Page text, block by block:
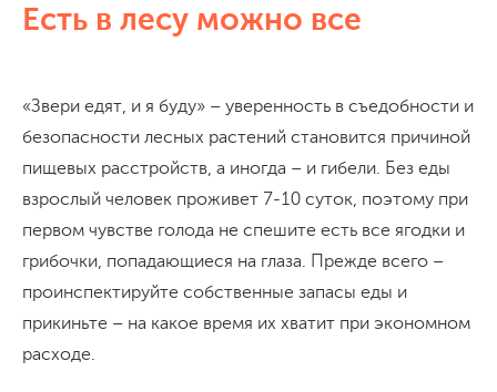
Есть в лесу можно все
«Звери едят, и я буду» – уверенность в съедобности и
безопасности лесных растений становится причиной
пищевых расстройств, а иногда – и гибели. Без еды
взрослый человек проживет 7-10 суток, поэтому при
первом чувстве голода не спешите есть все ягодки и
грибочки, попадающиеся на глаза. Прежде всего –
проинспектируйте собственные запасы еды и
прикиньте – на какое время их хватит при экономном
расходе.